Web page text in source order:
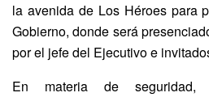
la avenida de Los Héroes para
Gobierno, donde será
por el jefe del Ejecutivo e
En materia de seguridad,